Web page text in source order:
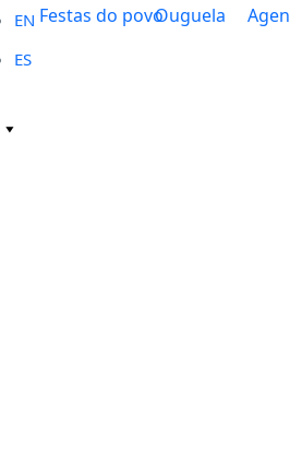
EN
ES